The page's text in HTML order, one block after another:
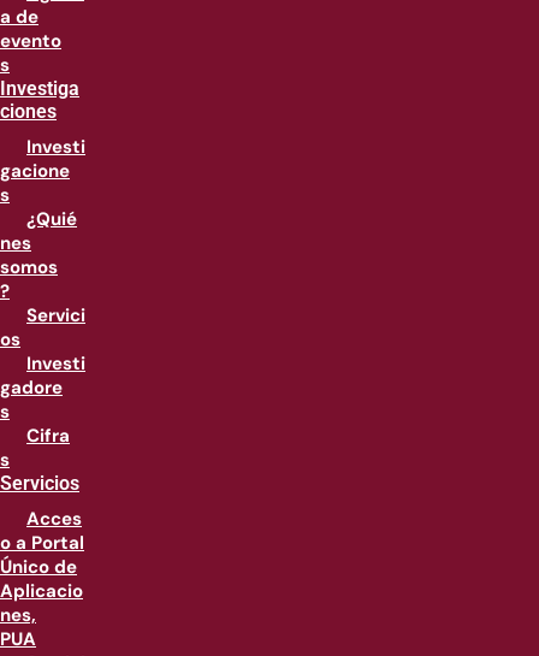
a de
evento
s
Investiga
ciones
Investi
gacione
s
¿Quié
nes
somos
?
Servici
os
Investi
gadore
s
Cifra
s
Servicios
Acces
o a Portal
Único de
Aplicacio
nes,
PUA